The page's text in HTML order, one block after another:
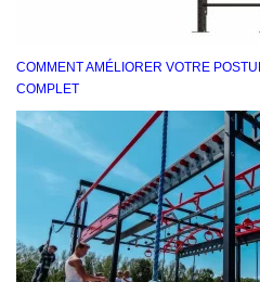
COMMENT AMÉLIORER VOTRE
COMPLET